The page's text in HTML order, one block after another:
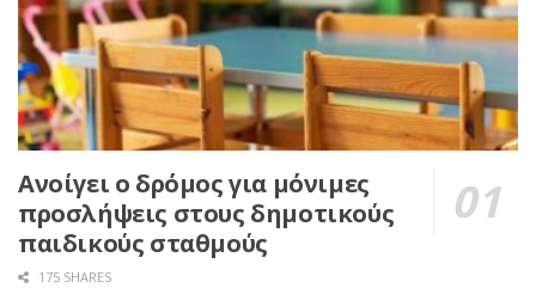
Ανοίγει ο δρόμος για μόνιμες
προσλήψεις στους δημοτικούς
παιδικούς σταθμούς
175 SHARES